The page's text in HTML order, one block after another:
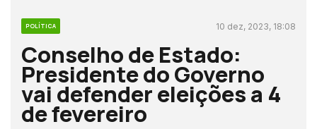
POLÍTICA 10 dez, 2023, 18:08
Conselho de Estado:
Presidente do Governo
vai defender eleições a 4
de fevereiro